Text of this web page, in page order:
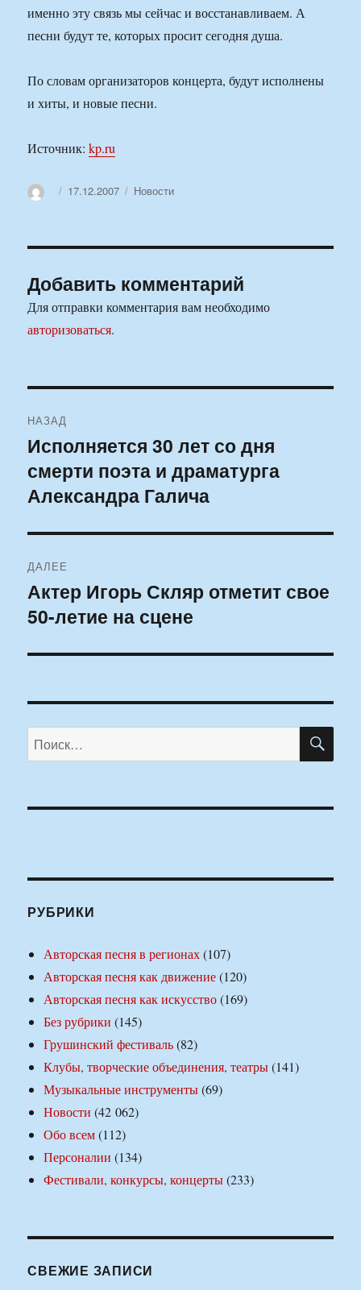
именно эту связь мы сейчас и восстанавливаем. А
песни будут те, которых просит сегодня душа.
По словам организаторов концерта, будут исполнены
и хиты, и новые песни.
Источник:kp.ru
АвторОпубликовано
17.12.2007 Рубрики
Новости
Добавить комментарий
Для отправки комментария вам необходимо
авторизоваться.
по
записям
НАЗАД
Предыдущая
запись:
Исполняется 30 лет со дня
смерти поэта и драматурга
Александра Галича
ДАЛЕЕ
Следующая
запись:
Актер Игорь Скляр отметит свое
50-летие на сцене
Искать:
РУБРИКИ
Авторская песня в регионах(107)
Авторская песня как движение(120)
Авторская песня как искусство(169)
Без рубрики (145)
Грушинский фестиваль(82)
Клубы, творческие объединения, театры(141)
Музыкальные инструменты(69)
Новости (42 062)
Обо всем(112)
Персоналии (134)
Фестивали, конкурсы, концерты(233)
СВЕЖИЕ ЗАПИСИ